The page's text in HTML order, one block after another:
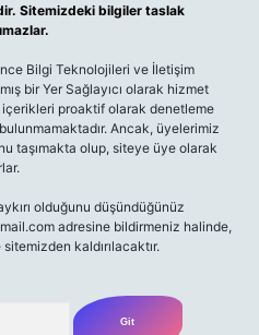
Sitemizdeki bilgiler taslak
Bilgi Teknolojileri ve İletişim
bir Yer Sağlayıcı olarak hizmet
proaktif olarak denetleme
Ancak, üyelerimiz
taşımakta olup, siteye üye olarak
olduğunu düşündüğünüz
adresine bildirmeniz halinde,
kaldırılacaktır.